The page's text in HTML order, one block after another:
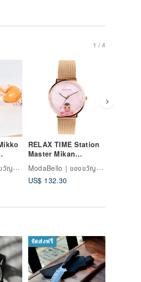
1 / 4
ModaBello | ของขวัญแห่งกาลเวลา
RELAX TIME Station
Master Mikan
Collaboration Watch
- Sweet Mikan
Edition (RT-116-02)
ModaBello | ของขวัญแห่งกาลเวลา
US$ 132.30
จัดส่งฟรี